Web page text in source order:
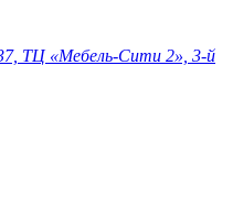
ТЦ «Мебель-Сити 2», 3-й